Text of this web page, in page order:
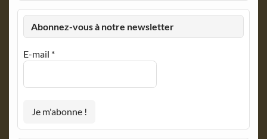
Abonnez-vous à notre newsletter
E-mail *